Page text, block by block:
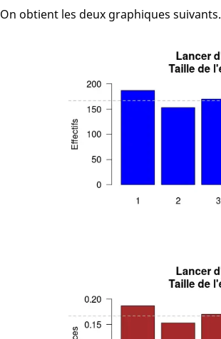
On obtient les deux graphiques suivants.